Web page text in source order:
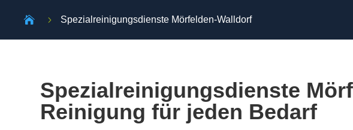
 5 Spezialreinigungsdienste Mörfelden-Walldorf
Spezialreinigungsdienste
Reinigung für jeden Bedarf